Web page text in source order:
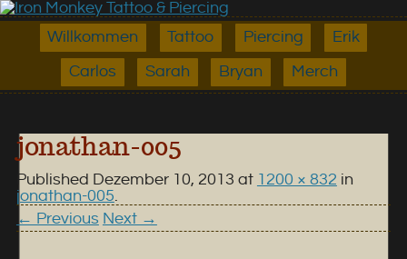
Willkommen Tattoo Piercing Erik
Carlos Sarah Bryan Merch
jonathan-005
Published Dezember 10, 2013 at 1200 × 832 in
jonathan-005.
← Previous Next →